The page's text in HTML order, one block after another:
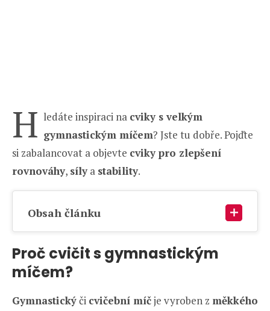
H ledáte inspiraci na cviky s velkým
gymnastickým míčem? Jste tu dobře. Pojďte
si zabalancovat a objevte cviky pro zlepšení
rovnováhy, sílya stability.
Obsah článku
Proč cvičit s gymnastickým
míčem?
Gymnastickýči cvičební míčje vyroben z měkkého